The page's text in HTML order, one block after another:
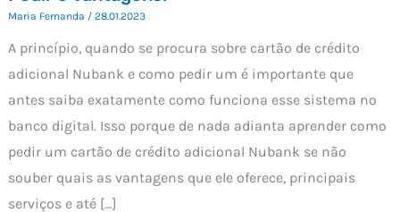
Maria Fernanda / 28.01.2023
A princípio, quando se procura sobre cartão de crédito
adicional Nubank e como pedir um é importante que
antes saiba exatamente como funciona esse sistema no
banco digital. Isso porque de nada adianta aprender como
pedir um cartão de crédito adicional Nubank se não
souber quais as vantagens que ele oferece, principais
serviços e até […]